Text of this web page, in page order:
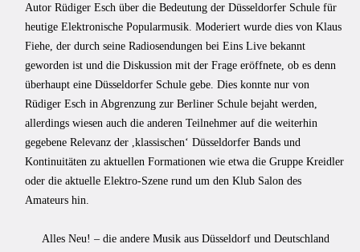
Autor Rüdiger Esch über die Bedeutung der Düsseldorfer Schule für
heutige Elektronische Popularmusik. Moderiert wurde dies von Klaus
Fiehe, der durch seine Radiosendungen bei Eins Live bekannt
geworden ist und die Diskussion mit der Frage eröffnete, ob es denn
überhaupt eine Düsseldorfer Schule gebe. Dies konnte nur von
Rüdiger Esch in Abgrenzung zur Berliner Schule bejaht werden,
allerdings wiesen auch die anderen Teilnehmer auf die weiterhin
gegebene Relevanz der ,klassischenʻ Düsseldorfer Bands und
Kontinuitäten zu aktuellen Formationen wie etwa die Gruppe Kreidler
oder die aktuelle Elektro-Szene rund um den Klub Salon des
Amateurs hin.
Alles Neu! – die andere Musik aus Düsseldorf und Deutschland